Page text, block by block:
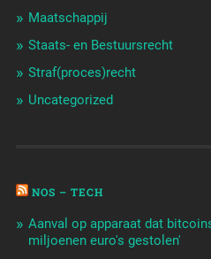
Maatschappij
Staats- en Bestuursrecht
Straf(proces)recht
Uncategorized
NOS – TECH
Aanval op apparaat dat
miljoenen euro's gestolen'